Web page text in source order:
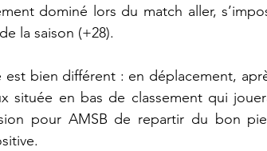
dominé lors du match aller,
la saison (+28).
bien différent : en déplacement,
située en bas de classement qui
pour AMSB de repartir du bon